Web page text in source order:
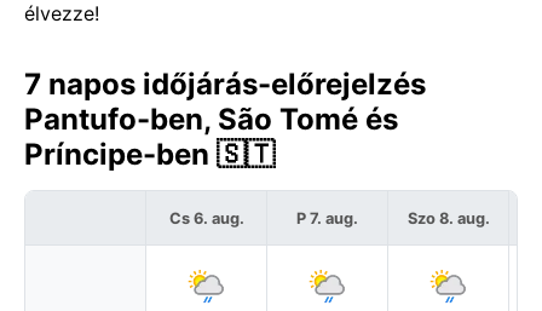
élvezze!
7 napos időjárás-előrejelzés
Pantufo-ben, São Tomé és
Príncipe-ben 🇸🇹
Cs 6. aug. P 7. aug. Szo 8. aug.